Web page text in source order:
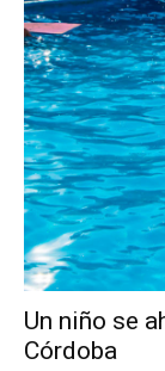
Un niño se
Córdoba